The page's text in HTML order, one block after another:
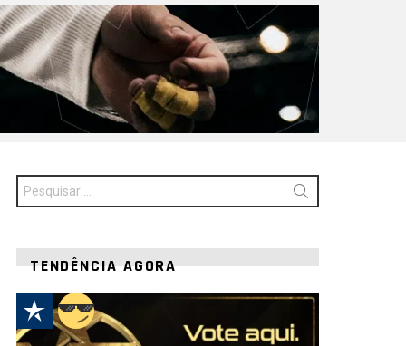
Procurar
por:
TENDÊNCIA AGORA